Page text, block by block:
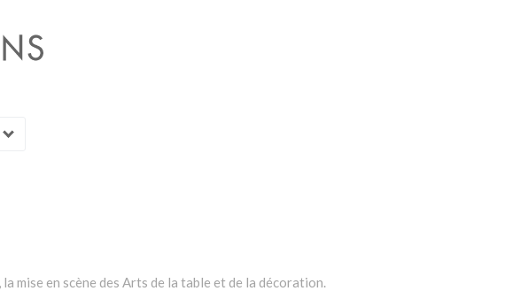
mise en scène des Arts de la table et de la décoration.